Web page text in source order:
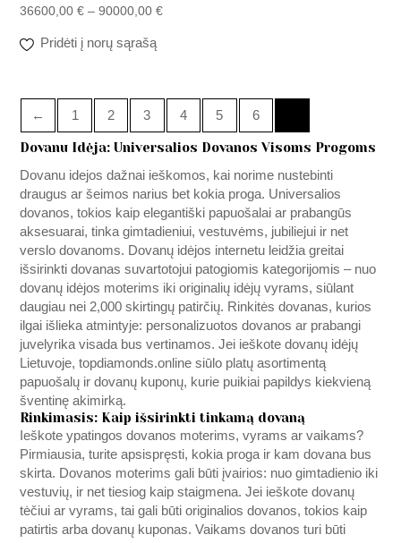
36600,00€ – 90000,00€
Pridėti į norų sąrašą
← 1 2 3 4 5 6
Dovanu Idėja: Universalios Dovanos Visoms Progoms
Dovanu idejos dažnai ieškomos, kai norime nustebinti
draugus ar šeimos narius bet kokia proga. Universalios
dovanos, tokios kaip elegantiški papuošalai ar prabangūs
aksesuarai, tinka gimtadieniui, vestuvėms, jubiliejui ir net
verslo dovanoms. Dovanų idėjos internetu leidžia greitai
išsirinkti dovanas suvartotojui patogiomis kategorijomis – nuo
dovanų idėjos moterims iki originalių idėjų vyrams, siūlant
daugiau nei 2,000 skirtingų patirčių. Rinkitės dovanas, kurios
ilgai išlieka atmintyje: personalizuotos dovanos ar prabangi
juvelyrika visada bus vertinamos. Jei ieškote dovanų idėjų
Lietuvoje,topdiamonds.online siūlo platų asortimentą
papuošalų ir dovanų kuponų, kurie puikiai papildys kiekvieną
šventinę akimirką.
Rinkimasis: Kaip išsirinkti tinkamą dovaną
Ieškote ypatingos dovanos moterims, vyrams ar vaikams?
Pirmiausia, turite apsispręsti, kokia proga ir kam dovana bus
skirta. Dovanos moterims gali būti įvairios: nuo gimtadienio iki
vestuvių, ir net tiesiog kaip staigmena. Jei ieškote dovanų
tėčiui ar vyrams, tai gali būti originalios dovanos, tokios kaip
patirtis arba dovanų kuponas. Vaikams dovanos turi būti